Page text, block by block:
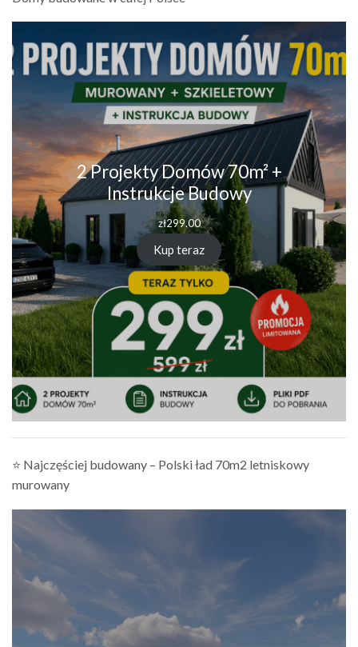
2 Projekty Domów 70m² +
Instrukcje Budowy
zł299.00
Kup teraz
⭐ Najczęściej budowany – Polski ład 70m2 letniskowy
murowany